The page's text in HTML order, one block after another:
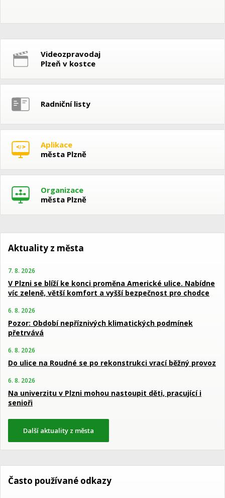
Videozpravodaj
Plzeň v kostce
Radniční listy
Aplikace
města Plzně
Organizace
města Plzně
Aktuality z města
7. 8. 2026
V Plzni se blíží ke konci proměna Americké ulice. Nabídne
víc zeleně, větší komfort a vyšší bezpečnost pro chodce
6. 8. 2026
Pozor: Období nepříznivých klimatických podmínek
přetrvává
6. 8. 2026
Do ulice na Roudné se po rekonstrukci vrací běžný provoz
6. 8. 2026
Na univerzitu v Plzni mohou nastoupit děti, pracující i
senioři
Další aktuality z města
Často používané odkazy